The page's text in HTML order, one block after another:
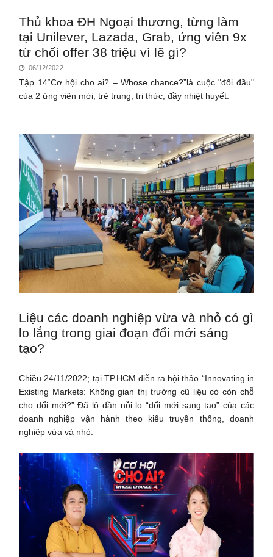
Thủ khoa ĐH Ngoại thương, từng làm
tại Unilever, Lazada, Grab, ứng viên 9x
từ chối offer 38 triệu vì lẽ gì?
06/12/2022
Tập 14“Cơ hội cho ai? – Whose chance?”là cuộc "đối đầu"
của 2 ứng viên mới, trẻ trung, tri thức, đầy nhiệt huyết.
Liệu các doanh nghiệp vừa và nhỏ có gì
lo lắng trong giai đoạn đổi mới sáng
tạo?
Chiều 24/11/2022; tại TP.HCM diễn ra hội thảo “Innovating in
Existing Markets: Không gian thị trường cũ liệu có còn chỗ
cho đổi mới?” Đã lộ dần nỗi lo “đổi mới sang tạo” của các
doanh nghiệp vận hành theo kiểu truyền thống, doanh
nghiệp vừa và nhỏ.